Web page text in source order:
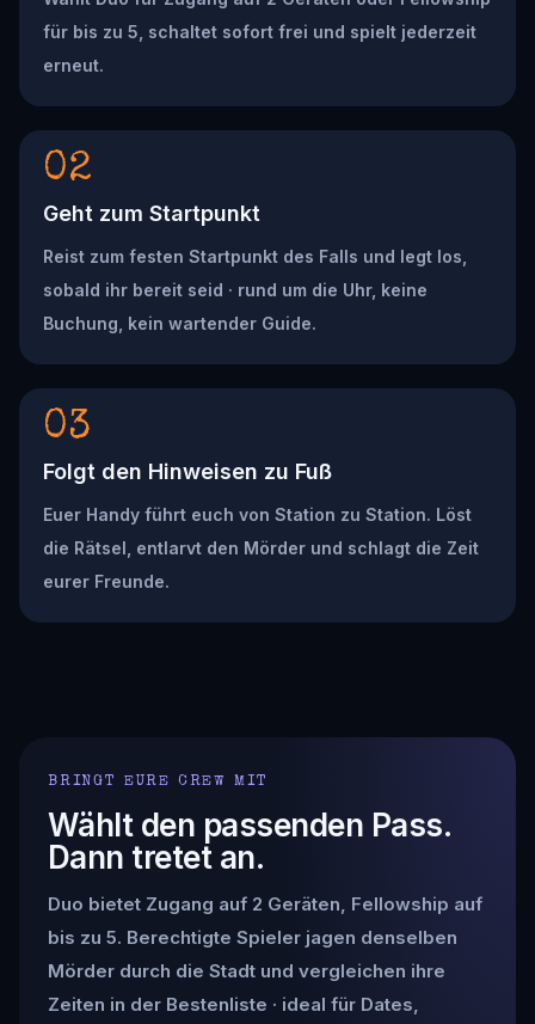
für bis zu 5, schaltet sofort frei und spielt jederzeit
erneut.
02
Geht zum Startpunkt
Reist zum festen Startpunkt des Falls und legt los,
sobald ihr bereit seid · rund um die Uhr, keine
Buchung, kein wartender Guide.
03
Folgt den Hinweisen zu Fuß
Euer Handy führt euch von Station zu Station. Löst
die Rätsel, entlarvt den Mörder und schlagt die Zeit
eurer Freunde.
BRINGT EURE CREW MIT
Wählt den passenden Pass.
Dann tretet an.
Duo bietet Zugang auf 2 Geräten, Fellowship auf
bis zu 5. Berechtigte Spieler jagen denselben
Mörder durch die Stadt und vergleichen ihre
Zeiten in der Bestenliste · ideal für Dates,